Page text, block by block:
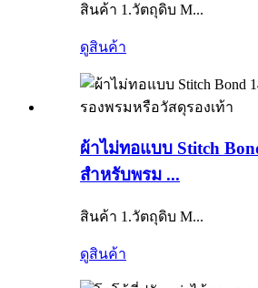
สินค้า 1.วัตถุดิบ M...
ดูสินค้า
ผ้าไม่ทอแบบ Stitch
สำหรับพรม ...
สินค้า 1.วัตถุดิบ M...
ดูสินค้า